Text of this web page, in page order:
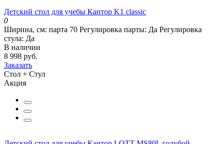
Детский стол для учебы Кантор K1 classic
0
Ширина, см: парта 70 Регулировка парты: Да Регулировка
стула: Да
В наличии
8 998 руб.
Заказать
Стол + Стул
Акция